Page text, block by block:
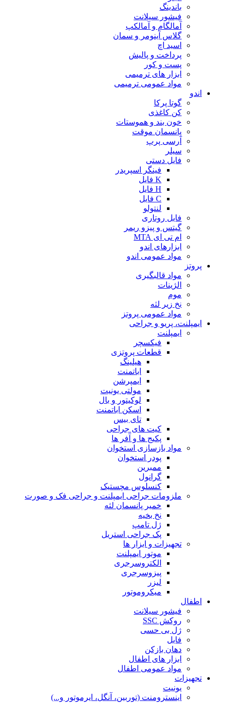
باندینگ
فیشور سیلانت
آمالگام و آمالکپ
گلاس آینومر و سمان
اسید اچ
پرداخت و پالیش
پست و کور
ابزار های ترمیمی
مواد عمومی ترمیمی
اندو
گوتا پرکا
کن کاغذی
خون بند و هموستات
پانسمان موقت
آرسی پرپ
سیلر
فایل دستی
فینگر اسپریدر
K فایل
H فایل
C فایل
لنتولو
فایل روتاری
گیتس و پیزو ریمر
ام تی ای MTA
ابزارهای اندو
مواد عمومی اندو
پروتز
مواد قالبگیری
الژینات
موم
نخ زیر لثه
مواد عمومی پروتز
ایمپلنت، پریو و جراحی
ایمپلنت
فیکسچر
قطعات پروتزی
هیلینگ
اباتمنت
ایمپرشن
مولتی یونیت
لوکیتور و بال
اسکن اباتمنت
تای بیس
کیت های جراحی
پکیج ها و آفر ها
مواد بازسازی استخوان
پودر استخوان
ممبرین
گرانول
کنسلوس مچستیک
ملزومات جراحی ایمپلنت و جراحی فک و صورت
خمیر پانسمان لثه
نخ بخیه
ژل تامپ
پک جراحی استریل
تجهیزات و ابزار ها
موتور ایمپلنت
الکتروسرجری
پیزوسرجری
لیزر
میکروموتور
اطفال
فیشور سیلانت
روکش SSC
ژل بی حسی
فایل
دهان بازکن
ابزار های اطفال
مواد عمومی اطفال
تجهیزات
یونیت
اینسترومنت (توربین، آنگل، ایرموتور و...)